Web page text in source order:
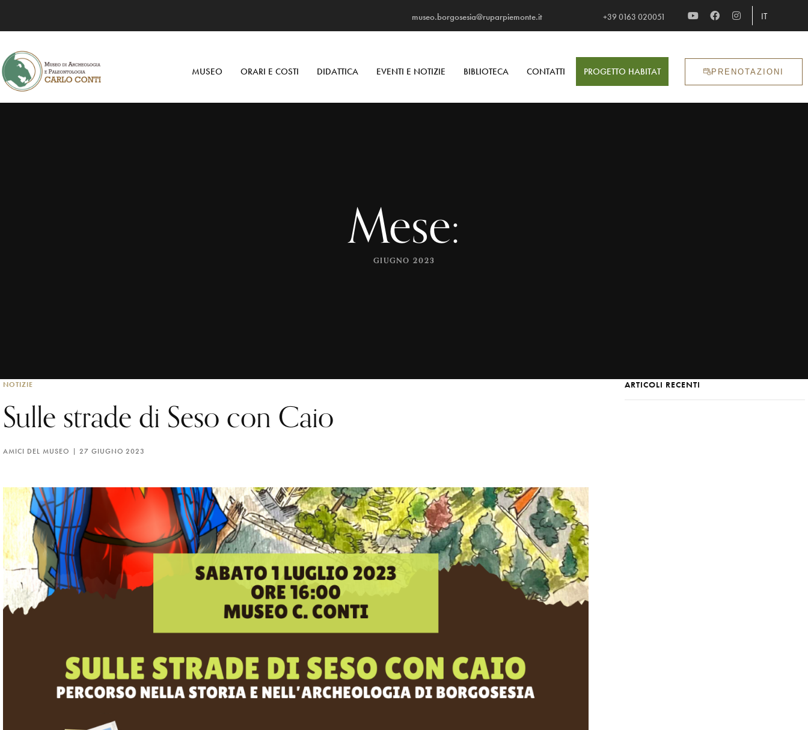
museo.borgosesia@ruparpiemonte.it +39 0163 020051​ IT
MUSEO ORARI E COSTI DIDATTICA EVENTI E NOTIZIE BIBLIOTECA CONTATTI PROGETTO HABITAT PRENOTAZIONI
Mese:
GIUGNO 2023
NOTIZIE
Sulle strade di Seso con Caio
AMICI DEL MUSEO 27 GIUGNO 2023
ARTICOLI RECENTI